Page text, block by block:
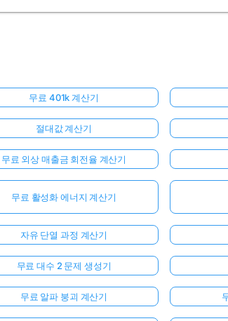
무료 401k 계산기
절대값 계산기
무료 외상 매출금 회전율 계산기
무료 활성화 에너지 계산기
자유 단열 과정 계산기
무료 대수 2 문제 생성기
무료 알파 붕괴 계산기